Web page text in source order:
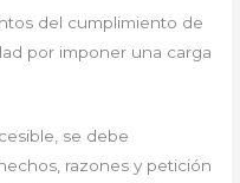
del cumplimiento de
por imponer una carga
se debe
razones y petición